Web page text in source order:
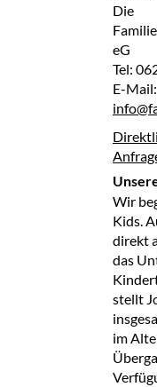
Die
eG
Tel:
E-Mail:
Wir
Kids.
direkt
das
stellt
im